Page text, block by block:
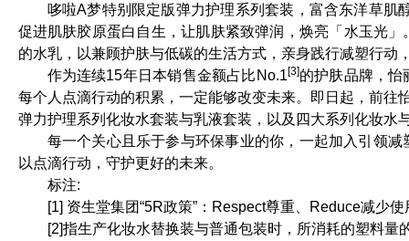
哆啦A梦特别限定版弹力护理系列套装，富含东洋草
促进肌肤胶原蛋白自生，让肌肤紧致弹润，焕亮「水玉光
的水乳，以兼顾护肤与低碳的生活方式，亲身践行减塑行动
作为连续15年日本销售金额占比No.1[3]的护肤品牌，怡
每个人点滴行动的积累，一定能够改变未来。即日起，前
弹力护理系列化妆水套装与乳液套装，以及四大系列化妆
每一个关心且乐于参与环保事业的你，一起加入引领
以点滴行动，守护更好的未来。
标注:
[1] 资生堂集团“5R政策”：Respect尊重、Reduce减少
[2]指生产化妆水替换装与普通包装时，所消耗的塑料量